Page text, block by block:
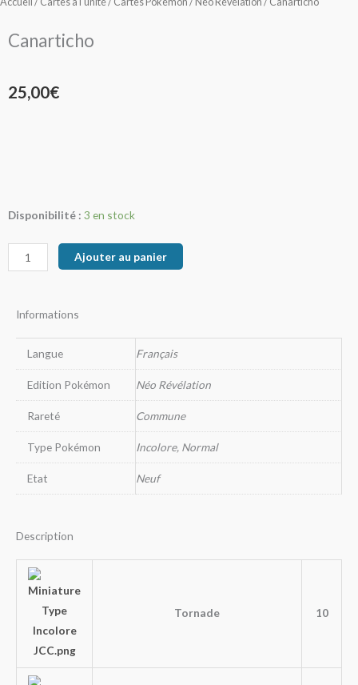
Canarticho
25,00€
Disponibilité : 3 en stock
quantité
Canarticho
Ajouter au panier
Informations
Langue Français
Edition Pokémon Néo Révélation
Rareté Commune
Type Pokémon Incolore, Normal
Etat Neuf
Description
Tornade 10